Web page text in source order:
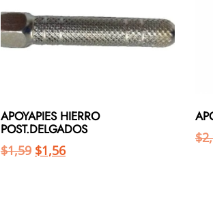
APOYAPIES HIERRO
POST.DELGADOS
$1,59 $1,56
$